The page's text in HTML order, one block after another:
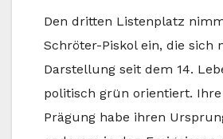
Den dritten Listenplatz
Schröter-Piskol ein, die sich
Darstellung seit dem 14.
politisch grün orientiert.
Prägung habe ihren